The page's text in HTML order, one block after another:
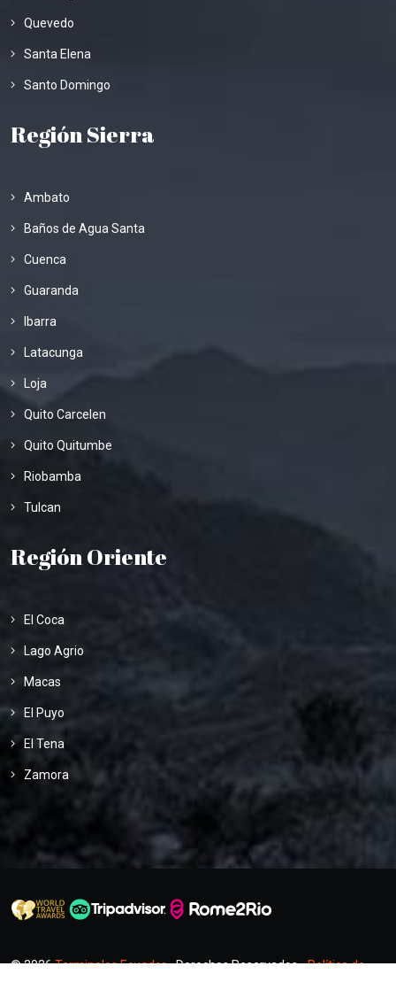
Quevedo
Santa Elena
Santo Domingo
Región Sierra
Ambato
Baños de Agua Santa
Cuenca
Guaranda
Ibarra
Latacunga
Loja
Quito Carcelen
Quito Quitumbe
Riobamba
Tulcan
Región Oriente
El Coca
Lago Agrio
Macas
El Puyo
El Tena
Zamora
© 2026Terminales Ecuador- Derechos Reservados -Política de